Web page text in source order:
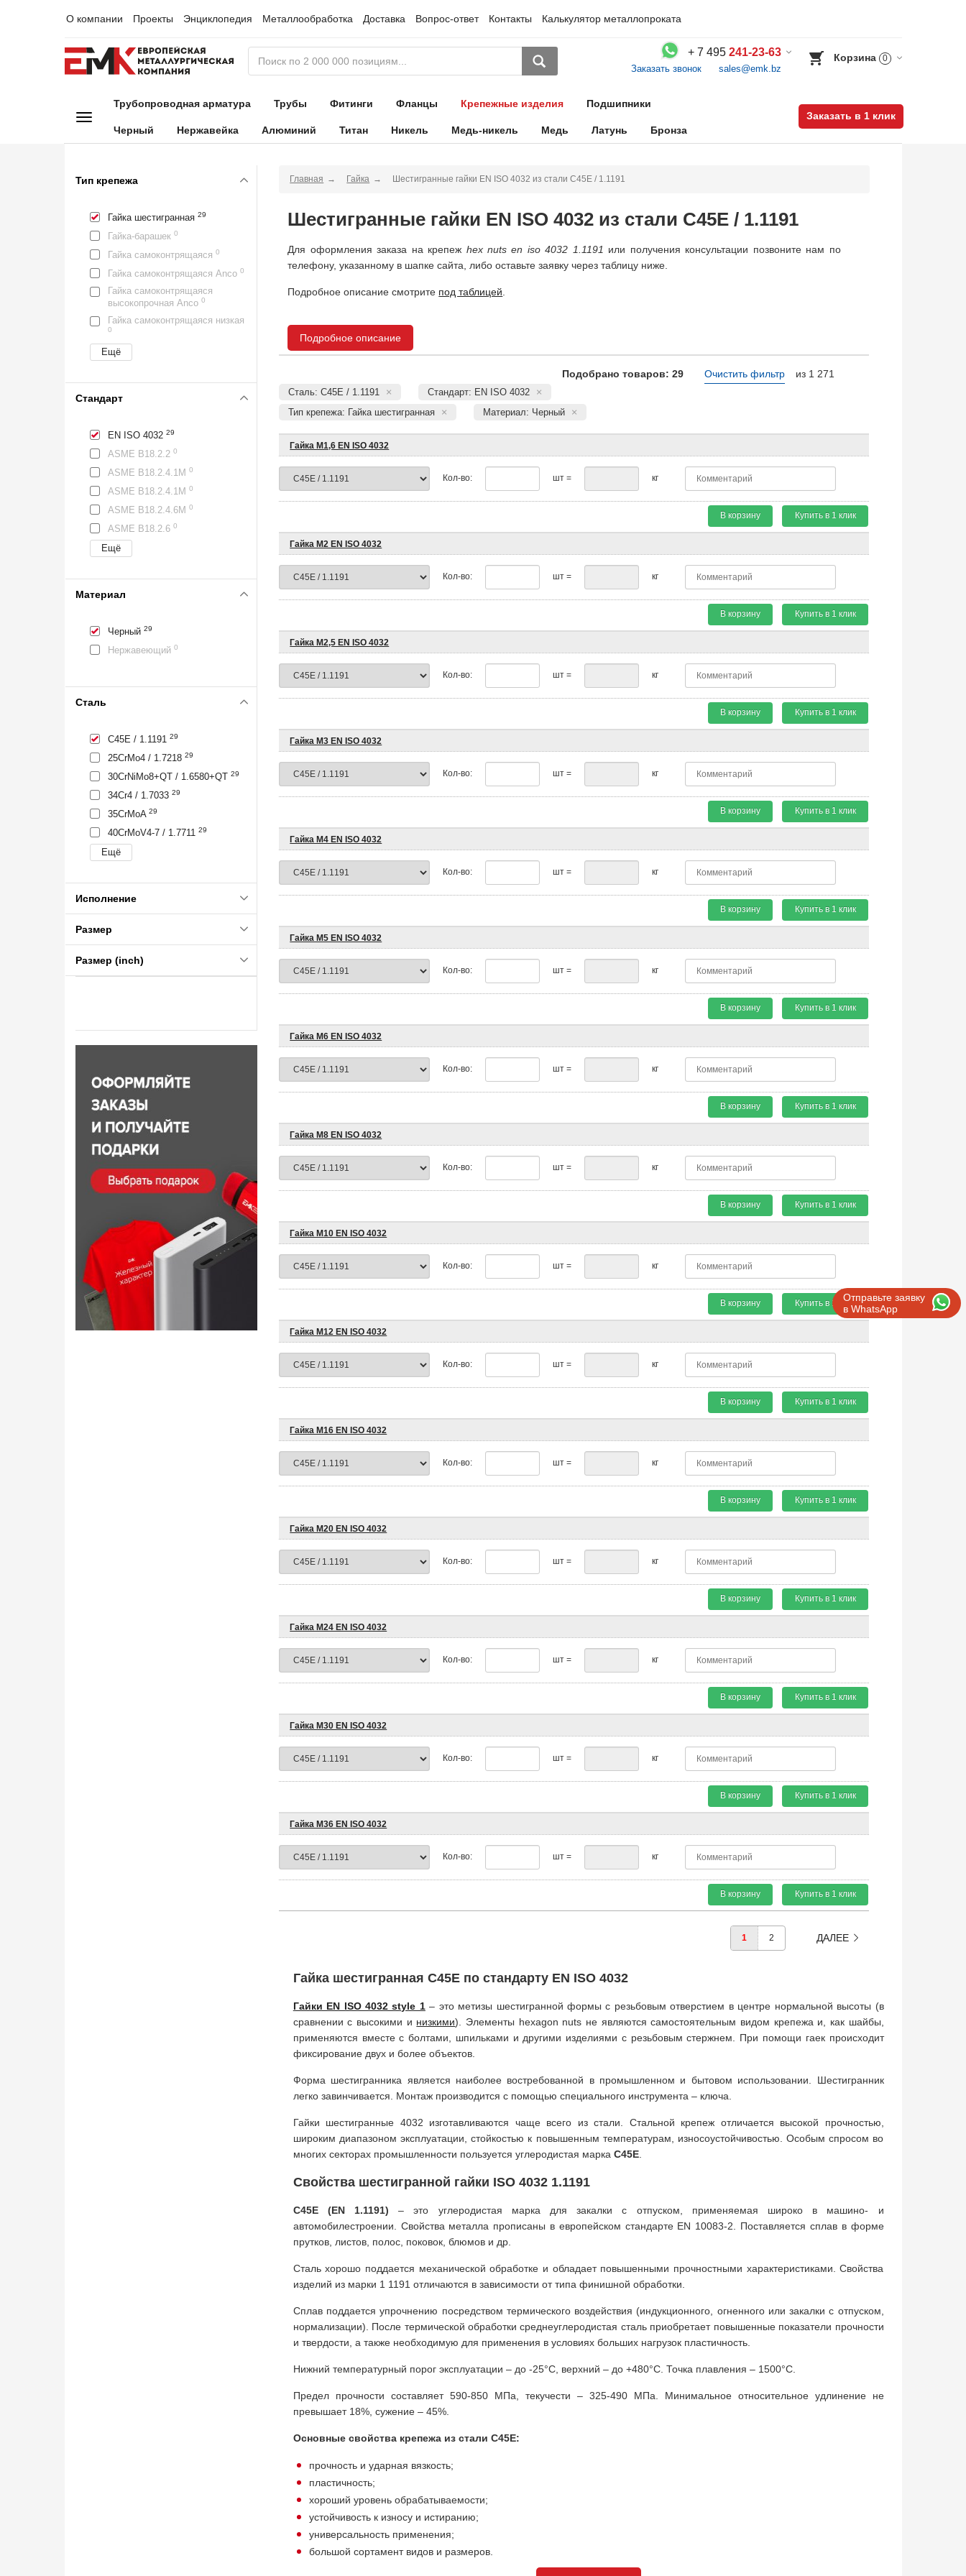
О компании Проекты Энциклопедия Металлообработка Доставка Вопрос-ответ Контакты Калькулятор металлопроката
+ 7 495 241-23-63
Заказать звонок sales@emk.bz
Корзина 0
Трубопроводная арматура Трубы Фитинги Фланцы Крепежные изделия Подшипники
Черный Нержавейка Алюминий Титан Никель Медь-никель Медь Латунь Бронза
Заказать в 1 клик
Отправьте заявку
в WhatsApp
Тип крепежа
Гайка шестигранная 29
Гайка-барашек 0
Гайка самоконтрящаяся 0
Гайка самоконтрящаяся Anco 0
Гайка самоконтрящаяся
высокопрочная Anco 0
Гайка самоконтрящаяся низкая
0
Стандарт
EN ISO 4032 29
ASME B18.2.2 0
ASME B18.2.4.1M 0
ASME B18.2.4.1М 0
ASME B18.2.4.6M 0
ASME B18.2.6 0
Материал
Черный 29
Нержавеющий 0
Сталь
C45E / 1.1191 29
25CrMo4 / 1.7218 29
30CrNiMo8+QT / 1.6580+QT 29
34Cr4 / 1.7033 29
35CrMoA 29
40CrMoV4-7 / 1.7711 29
Исполнение
Размер
Размер (inch)
Главная Гайка Шестигранные гайки EN ISO 4032 из стали C45E / 1.1191
Шестигранные гайки EN ISO 4032 из стали C45E / 1.1191
Для оформления заказа на крепеж hex nuts en iso 4032 1.1191 или получения консультации позвоните нам по
телефону, указанному в шапке сайта, либо оставьте заявку через таблицу ниже.
Подробное описание смотрите под таблицей
Подробное описание
Подобрано товаров: 29 из 1 271
Очистить фильтр
Сталь: C45E / 1.1191
Стандарт: EN ISO 4032
Тип крепежа: Гайка шестигранная
Материал: Черный
Гайка М1,6 EN ISO 4032
Кол-во: шт = кг
В корзину Купить в 1 клик
Гайка М2 EN ISO 4032
Кол-во: шт = кг
В корзину Купить в 1 клик
Гайка М2,5 EN ISO 4032
Кол-во: шт = кг
В корзину Купить в 1 клик
Гайка М3 EN ISO 4032
Кол-во: шт = кг
В корзину Купить в 1 клик
Гайка М4 EN ISO 4032
Кол-во: шт = кг
В корзину Купить в 1 клик
Гайка М5 EN ISO 4032
Кол-во: шт = кг
В корзину Купить в 1 клик
Гайка М6 EN ISO 4032
Кол-во: шт = кг
В корзину Купить в 1 клик
Гайка М8 EN ISO 4032
Кол-во: шт = кг
В корзину Купить в 1 клик
Гайка М10 EN ISO 4032
Кол-во: шт = кг
В корзину Купить в 1 клик
Гайка М12 EN ISO 4032
Кол-во: шт = кг
В корзину Купить в 1 клик
Гайка М16 EN ISO 4032
Кол-во: шт = кг
В корзину Купить в 1 клик
Гайка М20 EN ISO 4032
Кол-во: шт = кг
В корзину Купить в 1 клик
Гайка М24 EN ISO 4032
Кол-во: шт = кг
В корзину Купить в 1 клик
Гайка М30 EN ISO 4032
Кол-во: шт = кг
В корзину Купить в 1 клик
Гайка М36 EN ISO 4032
Кол-во: шт = кг
В корзину Купить в 1 клик
1 2 ДАЛЕЕ
Гайка шестигранная C45E по стандарту EN ISO 4032
Гайки EN ISO 4032 style 1– это метизы шестигранной формы с резьбовым отверстием в центре нормальной высоты (в
сравнении с высокими и низкими). Элементы hexagon nuts не являются самостоятельным видом крепежа и, как шайбы,
применяются вместе с болтами, шпильками и другими изделиями с резьбовым стержнем. При помощи гаек происходит
фиксирование двух и более объектов.
Форма шестигранника является наиболее востребованной в промышленном и бытовом использовании. Шестигранник
легко завинчивается. Монтаж производится с помощью специального инструмента – ключа.
Гайки шестигранные 4032 изготавливаются чаще всего из стали. Стальной крепеж отличается высокой прочностью,
широким диапазоном эксплуатации, стойкостью к повышенным температурам, износоустойчивостью. Особым спросом во
многих секторах промышленности пользуется углеродистая марка C45E.
Свойства шестигранной гайки ISO 4032 1.1191
C45E (EN 1.1191)– это углеродистая марка для закалки с отпуском, применяемая широко в машино- и
автомобилестроении. Свойства металла прописаны в европейском стандарте EN 10083-2. Поставляется сплав в форме
прутков, листов, полос, поковок, блюмов и др.
Сталь хорошо поддается механической обработке и обладает повышенными прочностными характеристиками. Свойства
изделий из марки 1 1191 отличаются в зависимости от типа финишной обработки.
Сплав поддается упрочнению посредством термического воздействия (индукционного, огненного или закалки с отпуском,
нормализации). После термической обработки среднеуглеродистая сталь приобретает повышенные показатели прочности
и твердости, а также необходимую для применения в условиях больших нагрузок пластичность.
Нижний температурный порог эксплуатации – до -25°C, верхний – до +480°C. Точка плавления – 1500°C.
Предел прочности составляет 590-850 МПа, текучести – 325-490 МПа. Минимальное относительное удлинение не
превышает 18%, сужение – 45%.
Основные свойства крепежа из стали С45Е:
прочность и ударная вязкость;
пластичность;
хороший уровень обрабатываемости;
устойчивость к износу и истиранию;
универсальность применения;
большой сортамент видов и размеров.